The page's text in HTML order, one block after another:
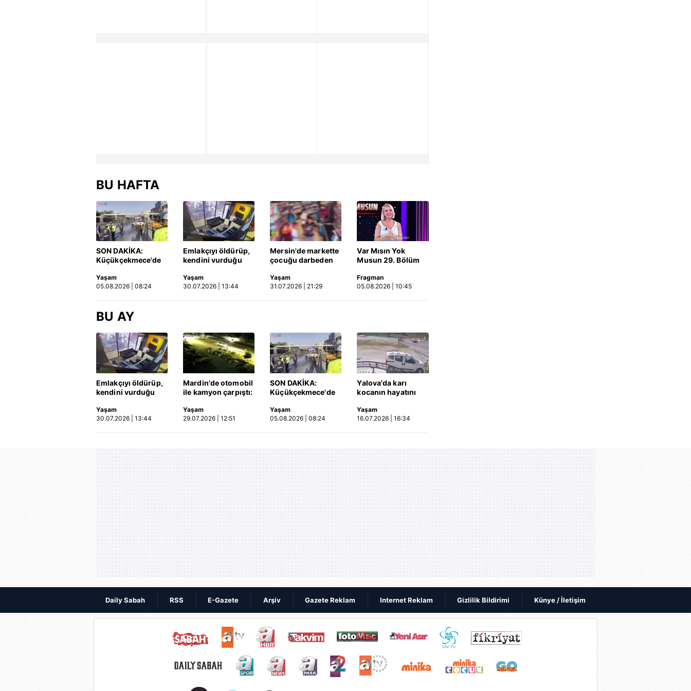
BU HAFTA
SON DAKİKA:
Küçükçekmece'de
Otomobil, İETT
otobüsüne çarptı: 3
Yaşam
05.08.2026 | 08:24
Emlakçıyı öldürüp,
kendini vurduğu
ortaya çıktı | Video
Yaşam
30.07.2026 | 13:44
Mersin'de markette
çocuğu darbeden
Yaşam
31.07.2026 | 21:29
Var Mısın Yok
Musun 29. Bölüm
yayınlandı | Video
Fragman
05.08.2026 | 10:45
BU AY
Emlakçıyı öldürüp,
kendini vurduğu
ortaya çıktı | Video
Yaşam
30.07.2026 | 13:44
Mardin'de otomobil
ile kamyon çarpıştı:
hayatını kaybetti!
Kaza anı kamerada
Yaşam
29.07.2026 | 12:51
SON DAKİKA:
Küçükçekmece'de
Otomobil, İETT
otobüsüne çarptı: 3
Yaşam
05.08.2026 | 08:24
Yalova'da karı
kocanın hayatını
motosiklet kazası
saniye saniye
Yaşam
16.07.2026 | 16:34
Daily Sabah RSS E-Gazete Arşiv Gazete Reklam Internet Reklam Gizlilik Bildirimi Künye / İletişim